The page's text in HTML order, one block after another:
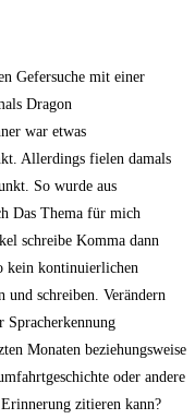
Gefersuche mit einer
Dragon
war etwas
Allerdings fielen damals
So wurde aus
Das Thema für mich
schreibe Komma dann
kein kontinuierlichen
und schreiben. Verändern
Monaten beziehungsweise
oder andere
zitieren kann?